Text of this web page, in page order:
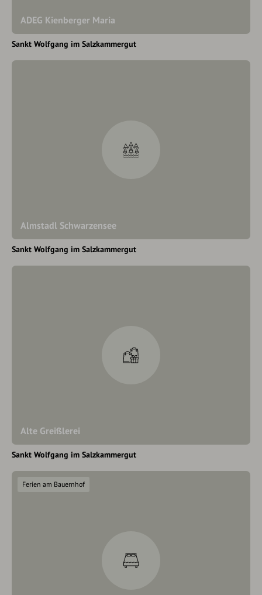
ADEG Kienberger Maria
Sankt Wolfgang im Salzkammergut
Almstadl Schwarzensee
Sankt Wolfgang im Salzkammergut
Alte Greißlerei
Sankt Wolfgang im Salzkammergut
Ferien am Bauernhof